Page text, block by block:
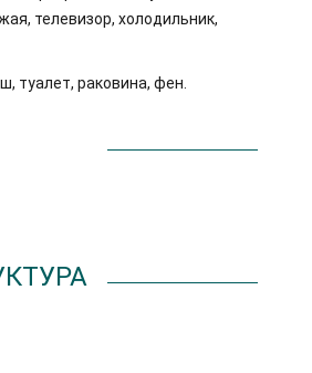
телевизор, холодильник,
туалет, раковина, фен.